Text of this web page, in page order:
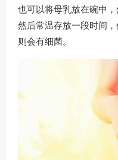
也可以将母乳放在碗中
然后常温存放一段时间
则会有细菌。